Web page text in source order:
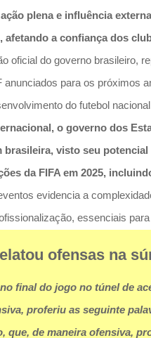
plena e influência
afetando a confiança dos
oficial do governo brasileiro,
anunciados para os próximos
do futebol
o governo dos
brasileira, visto seu
da FIFA em 2025,
evidencia a
essenciais
ofensas na
final do jogo no túnel de
proferiu as seguinte
que, de maneira ofensiva,